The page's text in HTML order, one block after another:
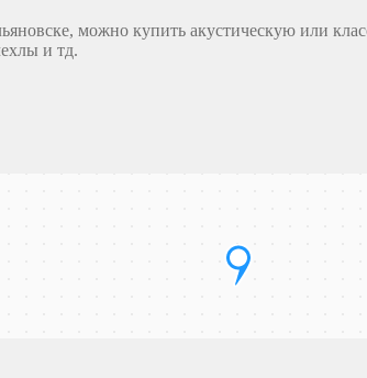
можно купить акустическую или
и тд.